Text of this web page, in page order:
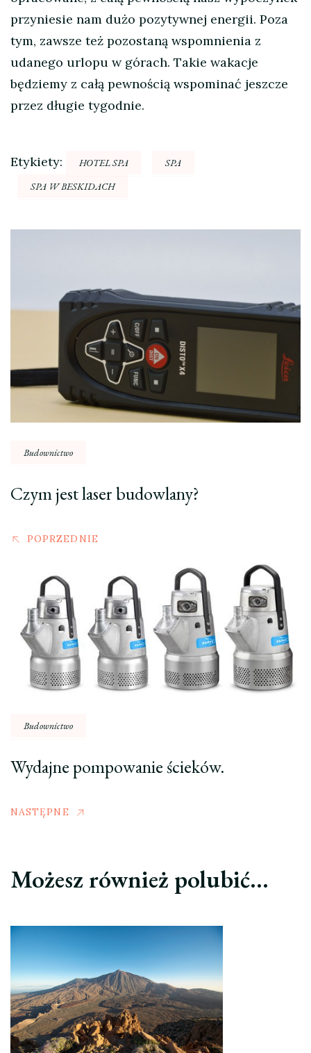
przyniesie nam dużo pozytywnej energii. Poza
tym, zawsze też pozostaną wspomnienia z
udanego urlopu w górach. Takie wakacje
będziemy z całą pewnością wspominać jeszcze
przez długie tygodnie.
Etykiety: HOTEL SPA
SPA
SPA W BESKIDACH
Budownictwo
Czym jest laser budowlany?
POPRZEDNIE
Budownictwo
Wydajne pompowanie ścieków.
NASTĘPNE
Możesz również polubić…